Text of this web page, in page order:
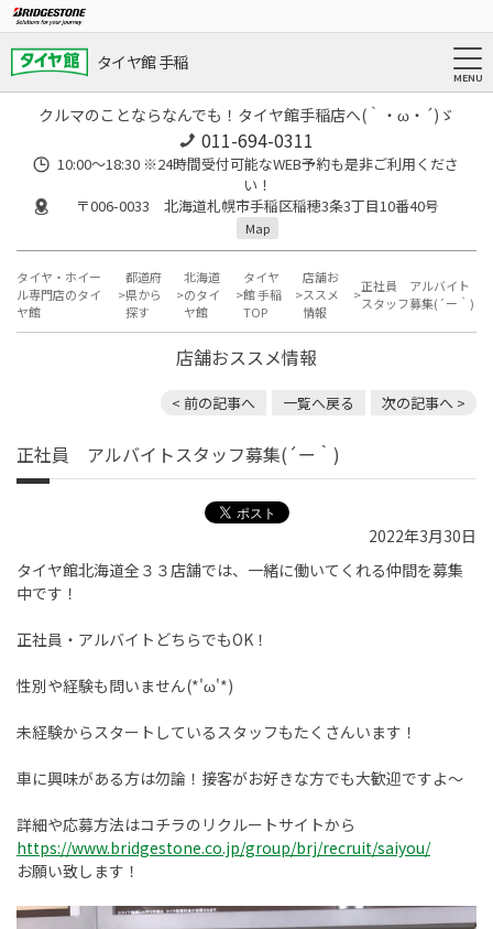
タイヤ館 手稲
クルマのことならなんでも！タイヤ館手稲店へ(｀・ω・´)ゞ
011-694-0311
10:00～18:30 ※24時間受付可能なWEB予約も是非ご利用くださ
い！
〒006-0033 北海道札幌市手稲区稲穂3条3丁目10番40号
Map
タイヤ・ホイー
ル専門店のタイ
ヤ館
都道府
県から
探す
北海道
のタイ
ヤ館
タイヤ
館 手稲
TOP
店舗お
ススメ
情報
正社員 アルバイト
スタッフ募集(´ー｀)
店舗おススメ情報
< 前の記事へ 一覧へ戻る 次の記事へ >
正社員 アルバイトスタッフ募集(´ー｀)
2022年3月30日
タイヤ館北海道全３３店舗では、一緒に働いてくれる仲間を募集
中です！
正社員・アルバイトどちらでもOK！
性別や経験も問いません(*'ω'*)
未経験からスタートしているスタッフもたくさんいます！
車に興味がある方は勿論！接客がお好きな方でも大歓迎ですよ～
詳細や応募方法はコチラのリクルートサイトから
https://www.bridgestone.co.jp/group/brj/recruit/saiyou/
お願い致します！